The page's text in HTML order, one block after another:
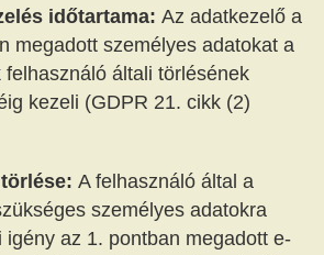
időtartama: Az adatkezelő a
megadott személyes adatokat a
felhasználó általi törlésének
kezeli (GDPR 21. cikk (2)
A felhasználó által a
személyes adatokra
igény az 1. pontban megadott e-